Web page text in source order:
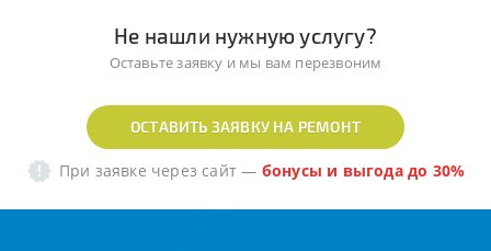
Не нашли нужную услугу?
Оставьте заявку и мы вам перезвоним
ОСТАВИТЬ ЗАЯВКУ НА РЕМОНТ
При заявке через сайт — бонусы и выгода до 30%